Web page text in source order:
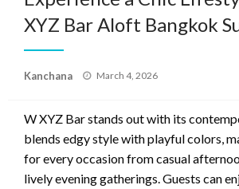
XYZ Bar Aloft Bangkok
Kanchana
Posted
March 4, 2026
W XYZ Bar stands out with its
blends edgy style with playful colors,
for every occasion from casual
lively evening gatherings. Guests can